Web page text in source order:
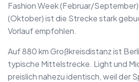
Fashion Week (Februar/September)
(Oktober) ist die Strecke stark
Vorlauf empfohlen.
Auf 880 km Großkreisdistanz ist
typische Mittelstrecke. Light und
preislich nahezu identisch, weil der